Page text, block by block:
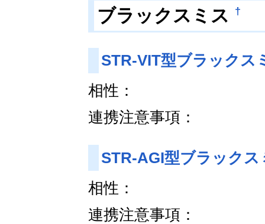
ブラックスミス †
STR-VIT型ブラックス
相性：
連携注意事項：
STR-AGI型ブラックス
相性：
連携注意事項：